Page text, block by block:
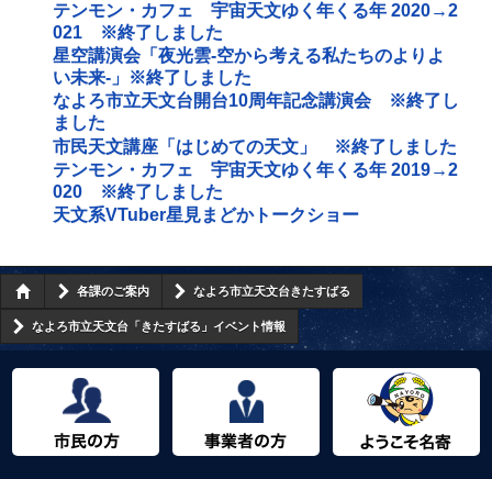
テンモン・カフェ 宇宙天文ゆく年くる年 2020→2
021 ※終了しました
星空講演会「夜光雲‐空から考える私たちのよりよ
い未来‐」※終了しました
なよろ市立天文台開台10周年記念講演会 ※終了し
ました
市民天文講座「はじめての天文」 ※終了しました
テンモン・カフェ 宇宙天文ゆく年くる年 2019→2
020 ※終了しました
天文系VTuber星見まどかトークショー
各課のご案内 なよろ市立天文台きたすばる
なよろ市立天文台「きたすばる」イベント情報